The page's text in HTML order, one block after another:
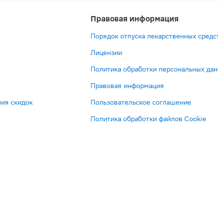
скидок
Правовая информация
Порядок отпуска лекарственных
Лицензии
Политика обработки персональных
Правовая информация
Пользовательское соглашение
Политика обработки файлов Cookie